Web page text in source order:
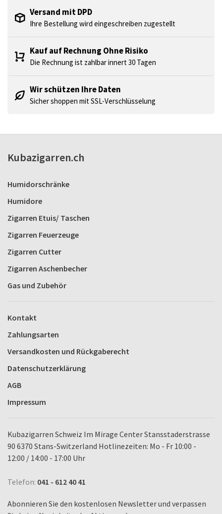
Versand mit DPD
Ihre Bestellung wird eingeschreiben zugestellt
Kauf auf Rechnung Ohne Risiko
Die Rechnung ist zahlbar innert 30 Tagen
Wir schützen Ihre Daten
Sicher shoppen mit SSL-Verschlüsselung
Kubazigarren.ch
Humidorschränke
Humidore
Zigarren Etuis/ Taschen
Zigarren Feuerzeuge
Zigarren Cutter
Zigarren Aschenbecher
Gas und Zubehör
Kontakt
Zahlungsarten
Versandkosten und Rückgaberecht
Datenschutzerklärung
AGB
Impressum
Kubazigarren Schweiz Im Mirage Center Stansstaderstrasse
90 6370 Stans-Switzerland Hotlinezeiten: Mo - Fr 10:00 -
12:00 / 14:00 - 17:00 Uhr
Telefon: 041 - 612 40 41
Abonnieren Sie den kostenlosen Newsletter und verpassen